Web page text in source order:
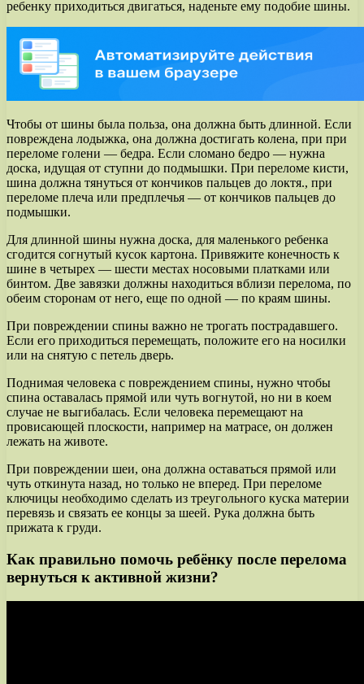
ребенку приходиться двигаться, наденьте ему подобие шины.
Чтобы от шины была польза, она должна быть длинной. Если
повреждена лодыжка, она должна достигать колена, при при
переломе голени — бедра. Если сломано бедро — нужна
доска, идущая от ступни до подмышки. При переломе кисти,
шина должна тянуться от кончиков пальцев до локтя., при
переломе плеча или предплечья — от кончиков пальцев до
подмышки.
Для длинной шины нужна доска, для маленького ребенка
сгодится согнутый кусок картона. Привяжите конечность к
шине в четырех — шести местах носовыми платками или
бинтом. Две завязки должны находиться вблизи перелома, по
обеим сторонам от него, еще по одной — по краям шины.
При повреждении спины важно не трогать пострадавшего.
Если его приходиться перемещать, положите его на носилки
или на снятую с петель дверь.
Поднимая человека с повреждением спины, нужно чтобы
спина оставалась прямой или чуть вогнутой, но ни в коем
случае не выгибалась. Если человека перемещают на
провисающей плоскости, например на матрасе, он должен
лежать на животе.
При повреждении шеи, она должна оставаться прямой или
чуть откинута назад, но только не вперед. При переломе
ключицы необходимо сделать из треугольного куска материи
перевязь и связать ее концы за шеей. Рука должна быть
прижата к груди.
Как правильно помочь ребёнку после перелома
вернуться к активной жизни?